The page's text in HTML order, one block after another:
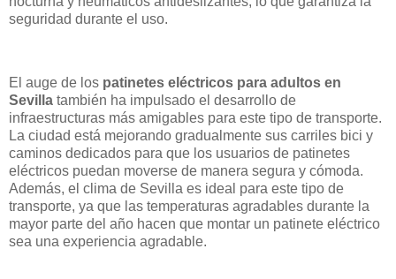
seguridad durante el uso.
El auge de los patinetes eléctricos para adultos en
Sevilla también ha impulsado el desarrollo de
infraestructuras más amigables para este tipo de transporte.
La ciudad está mejorando gradualmente sus carriles bici y
caminos dedicados para que los usuarios de patinetes
eléctricos puedan moverse de manera segura y cómoda.
Además, el clima de Sevilla es ideal para este tipo de
transporte, ya que las temperaturas agradables durante la
mayor parte del año hacen que montar un patinete eléctrico
sea una experiencia agradable.